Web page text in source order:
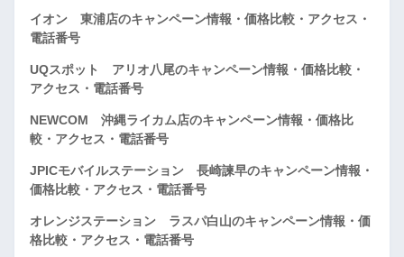
イオン 東浦店のキャンペーン情報・価格比較・アクセス・
電話番号
UQスポット アリオ八尾のキャンペーン情報・価格比較・
アクセス・電話番号
NEWCOM 沖縄ライカム店のキャンペーン情報・価格比
較・アクセス・電話番号
JPICモバイルステーション 長崎諫早のキャンペーン情報・
価格比較・アクセス・電話番号
オレンジステーション ラスパ白山のキャンペーン情報・価
格比較・アクセス・電話番号